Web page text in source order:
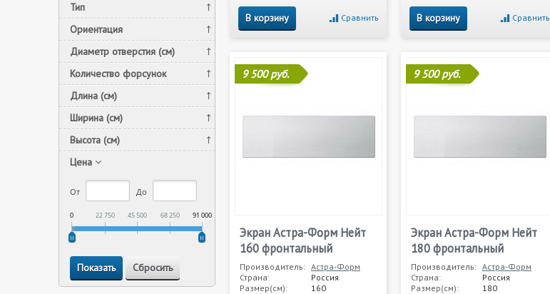
Тип
Ориентация
Диаметр отверстия (см)
Количество форсунок
Длина (см)
Ширина (см)
Высота (см)
Цена
От До
0 22 750 45 500 68 250 91 000
В корзину Сравнить В корзину Сравнить
9 500 руб.
Экран Астра-Форм Нейт
160 фронтальный
Производитель: Астра-Форм
Страна:
Россия
Размер(см):
160
9 500 руб.
Экран Астра-Форм Нейт
180 фронтальный
Производитель: Астра-Форм
Страна:
Россия
Размер(см):
180